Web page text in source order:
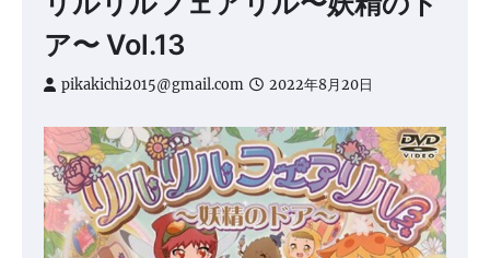
ア〜 Vol.13
pikakichi2015@gmail.com 2022年8月20日